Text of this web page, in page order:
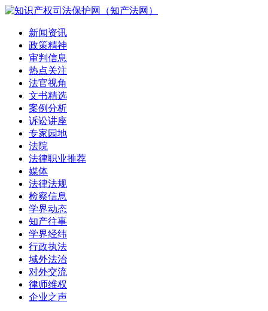
新闻资讯
政策精神
审判信息
热点关注
法官视角
文书精选
案例分析
诉讼讲座
专家园地
法院
法律职业推荐
媒体
法律法规
检察信息
学界动态
知产往事
学界经纬
行政执法
域外法治
对外交流
律师维权
企业之声